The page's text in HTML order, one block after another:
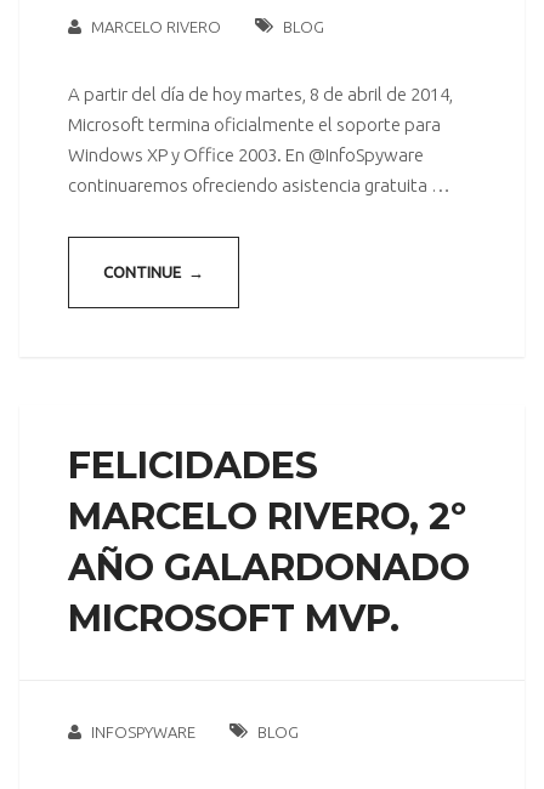
MARCELO RIVERO BLOG
A partir del día de hoy martes, 8 de abril de 2014,
Microsoft termina oficialmente el soporte para
Windows XP y Office 2003. En @InfoSpyware
continuaremos ofreciendo asistencia gratuita …
CONTINUE →
FELICIDADES
MARCELO RIVERO, 2º
AÑO GALARDONADO
MICROSOFT MVP.
INFOSPYWARE BLOG